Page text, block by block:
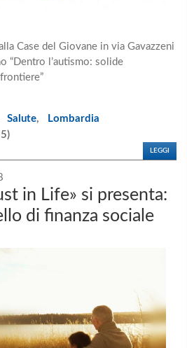
Case del Giovane in via Gavazzeni
“Dentro l’autismo: solide
Salute,
Lombardia
LEGGI
in Life» si presenta:
di finanza sociale